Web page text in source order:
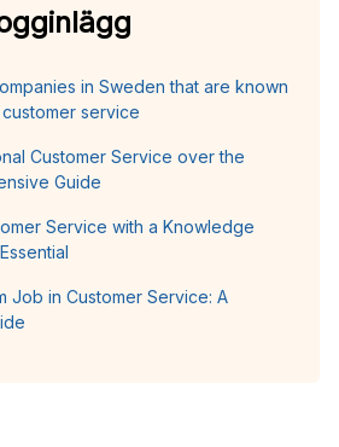
in Sweden that are known
service
Customer Service over the
Guide
Service with a Knowledge
Job in Customer Service: A